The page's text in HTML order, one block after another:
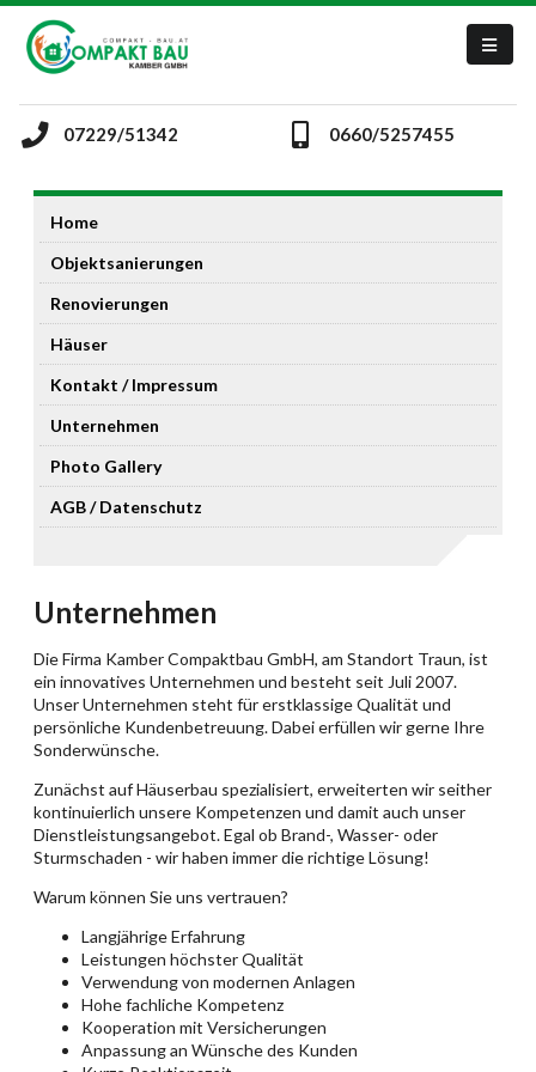
07229/51342 0660/5257455
Home
Objektsanierungen
Renovierungen
Häuser
Kontakt / Impressum
Unternehmen
Photo Gallery
AGB / Datenschutz
Unternehmen
Die Firma Kamber Compaktbau GmbH, am Standort Traun, ist
ein innovatives Unternehmen und besteht seit Juli 2007.
Unser Unternehmen steht für erstklassige Qualität und
persönliche Kundenbetreuung. Dabei erfüllen wir gerne Ihre
Sonderwünsche.
Zunächst auf Häuserbau spezialisiert, erweiterten wir seither
kontinuierlich unsere Kompetenzen und damit auch unser
Dienstleistungsangebot. Egal ob Brand-, Wasser- oder
Sturmschaden - wir haben immer die richtige Lösung!
Warum können Sie uns vertrauen?
Langjährige Erfahrung
Leistungen höchster Qualität
Verwendung von modernen Anlagen
Hohe fachliche Kompetenz
Kooperation mit Versicherungen
Anpassung an Wünsche des Kunden